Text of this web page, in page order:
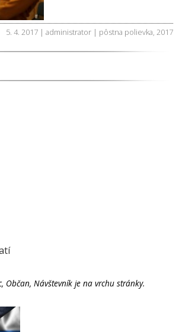
5. 4. 2017 | administrator | pôstna polievka 2017
Občan, Návštevník je na vrchu stránky.